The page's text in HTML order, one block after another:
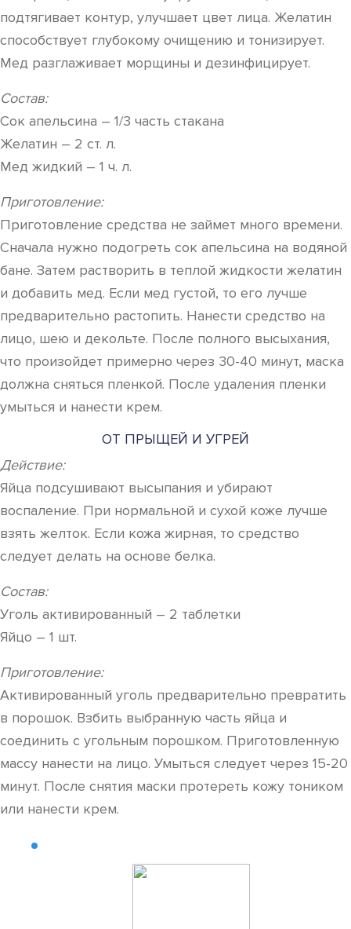
подтягивает контур, улучшает цвет лица. Желатин
способствует глубокому очищению и тонизирует.
Мед разглаживает морщины и дезинфицирует.
Состав:
Сок апельсина – 1/3 часть стакана
Желатин – 2 ст. л.
Мед жидкий – 1 ч. л.
Приготовление:
Приготовление средства не займет много времени.
Сначала нужно подогреть сок апельсина на водяной
бане. Затем растворить в теплой жидкости желатин
и добавить мед. Если мед густой, то его лучше
предварительно растопить. Нанести средство на
лицо, шею и декольте. После полного высыхания,
что произойдет примерно через 30-40 минут, маска
должна сняться пленкой. После удаления пленки
умыться и нанести крем.
ОТ ПРЫЩЕЙ И УГРЕЙ
Действие:
Яйца подсушивают высыпания и убирают
воспаление. При нормальной и сухой коже лучше
взять желток. Если кожа жирная, то средство
следует делать на основе белка.
Состав:
Уголь активированный – 2 таблетки
Яйцо – 1 шт.
Приготовление:
Активированный уголь предварительно превратить
в порошок. Взбить выбранную часть яйца и
соединить с угольным порошком. Приготовленную
массу нанести на лицо. Умыться следует через 15-20
минут. После снятия маски протереть кожу тоником
или нанести крем.